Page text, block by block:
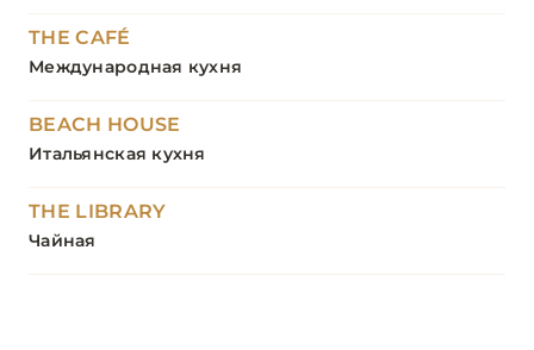
THE CAFÉ
Международная кухня
BEACH HOUSE
Итальянская кухня
THE LIBRARY
Чайная